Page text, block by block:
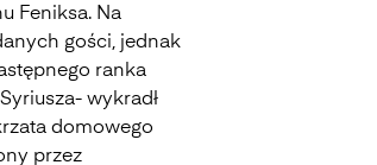
Feniksa. Na
gości, jednak
ranka
wykradł
domowego
przez